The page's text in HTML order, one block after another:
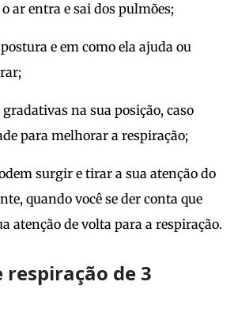
ar entra e sai dos pulmões;
e em como ela ajuda ou
na sua posição, caso
para melhorar a respiração;
surgir e tirar a sua atenção do
quando você se der conta que
atenção de volta para a respiração.
respiração de 3